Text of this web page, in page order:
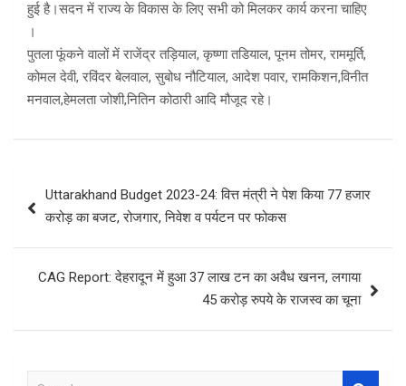
हुई है।सदन में राज्य के विकास के लिए सभी को मिलकर कार्य करना चाहिए
।
पुतला फूंकने वालों में राजेंद्र तड़ियाल, कृष्णा तडियाल, पूनम तोमर, राममूर्ति,
कोमल देवी, रविंदर बेलवाल, सुबोध नौटियाल, आदेश पवार, रामकिशन,विनीत
मनवाल,हेमलता जोशी,नितिन कोठारी आदि मौजूद रहे।
navigation
Uttarakhand Budget 2023-24: वित्त मंत्री ने पेश किया 77 हजार
करोड़ का बजट, रोजगार, निवेश व पर्यटन पर फोकस
CAG Report: देहरादून में हुआ 37 लाख टन का अवैध खनन, लगाया
45 करोड़ रुपये के राजस्व का चूना